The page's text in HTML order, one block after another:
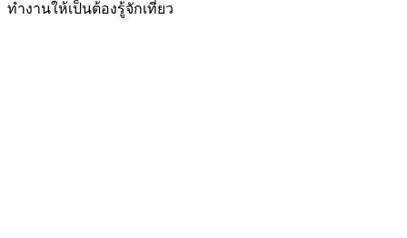
ทำงานให้เป็นต้องรู้จักเที่ยว